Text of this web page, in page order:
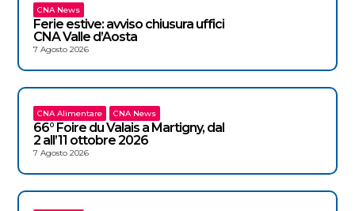
CNA News
Ferie estive: avviso chiusura uffici
CNA Valle d’Aosta
7 Agosto 2026
CNA Alimentare CNA News
66° Foire du Valais a Martigny, dal
2 all’11 ottobre 2026
7 Agosto 2026